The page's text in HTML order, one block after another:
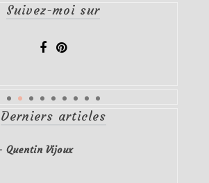
Suivez-moi sur
Derniers articles
Vijoux